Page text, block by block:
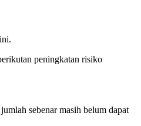
peningkatan risiko
sebenar masih belum dapat